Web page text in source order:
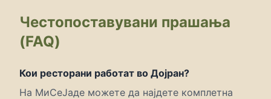
Честопоставувани прашања
(FAQ)
Кои ресторани работат во Дојран?
На МиСеЈаде можете да најдете комплетна